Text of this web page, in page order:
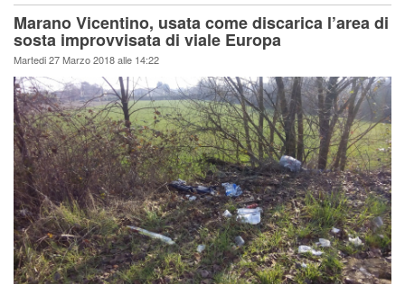
Marano Vicentino, usata come discarica l’area di
sosta improvvisata di viale Europa
Martedi 27 Marzo 2018 alle 14:22